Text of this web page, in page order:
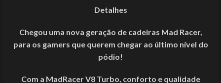
Detalhes
Chegou uma nova geração de cadeiras Mad Racer,
para os gamers que querem chegar ao último nível do
pódio!
Com a MadRacer V8 Turbo, conforto e qualidade